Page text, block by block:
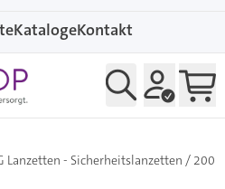
KatalogeKontakt
Lanzetten - Sicherheitslanzetten / 200